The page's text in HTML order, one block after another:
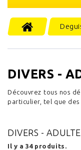
DIVERS -
Découvrez tous nos
particulier, tel que des
DIVERS -
Il y a 34 produits.